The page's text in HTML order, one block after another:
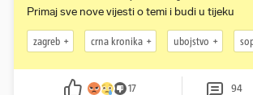
Primaj sve nove vijesti o temi i budi u tijeku
zagreb crna kronika ubojstvo
17 94